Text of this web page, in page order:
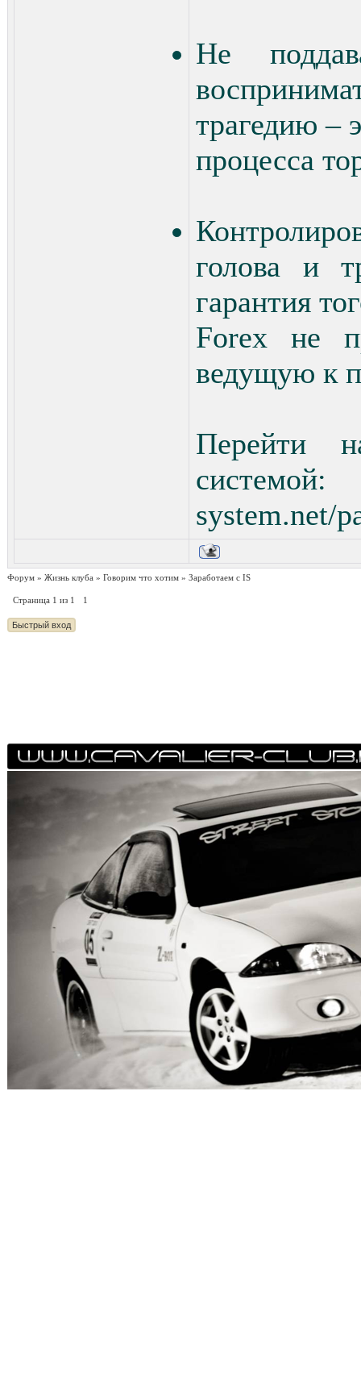
Не
трагедию –
процесса
голова и
гарантия
Forex не
ведущую к
Перейти
system.net/
Форум » Жизнь клуба » Говорим что хотим » Заработаем с IS
Страница 1 из 1 1